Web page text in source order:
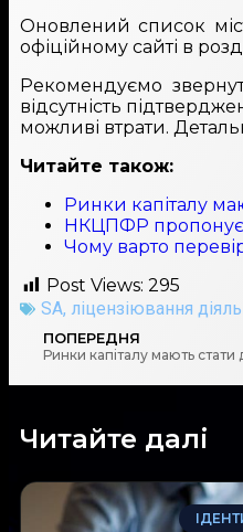
Оновлений список
офіційному сайті в
Рекомендуємо
відсутність
можливі втрати.
Читайте також:
Ринки капіталу
НКЦПФР пропонує
Чому варто
Post Views: 295
SA, ліцензіювання
ПОПЕРЕДНЯ
Ринки капіталу мають стати
Читайте далі